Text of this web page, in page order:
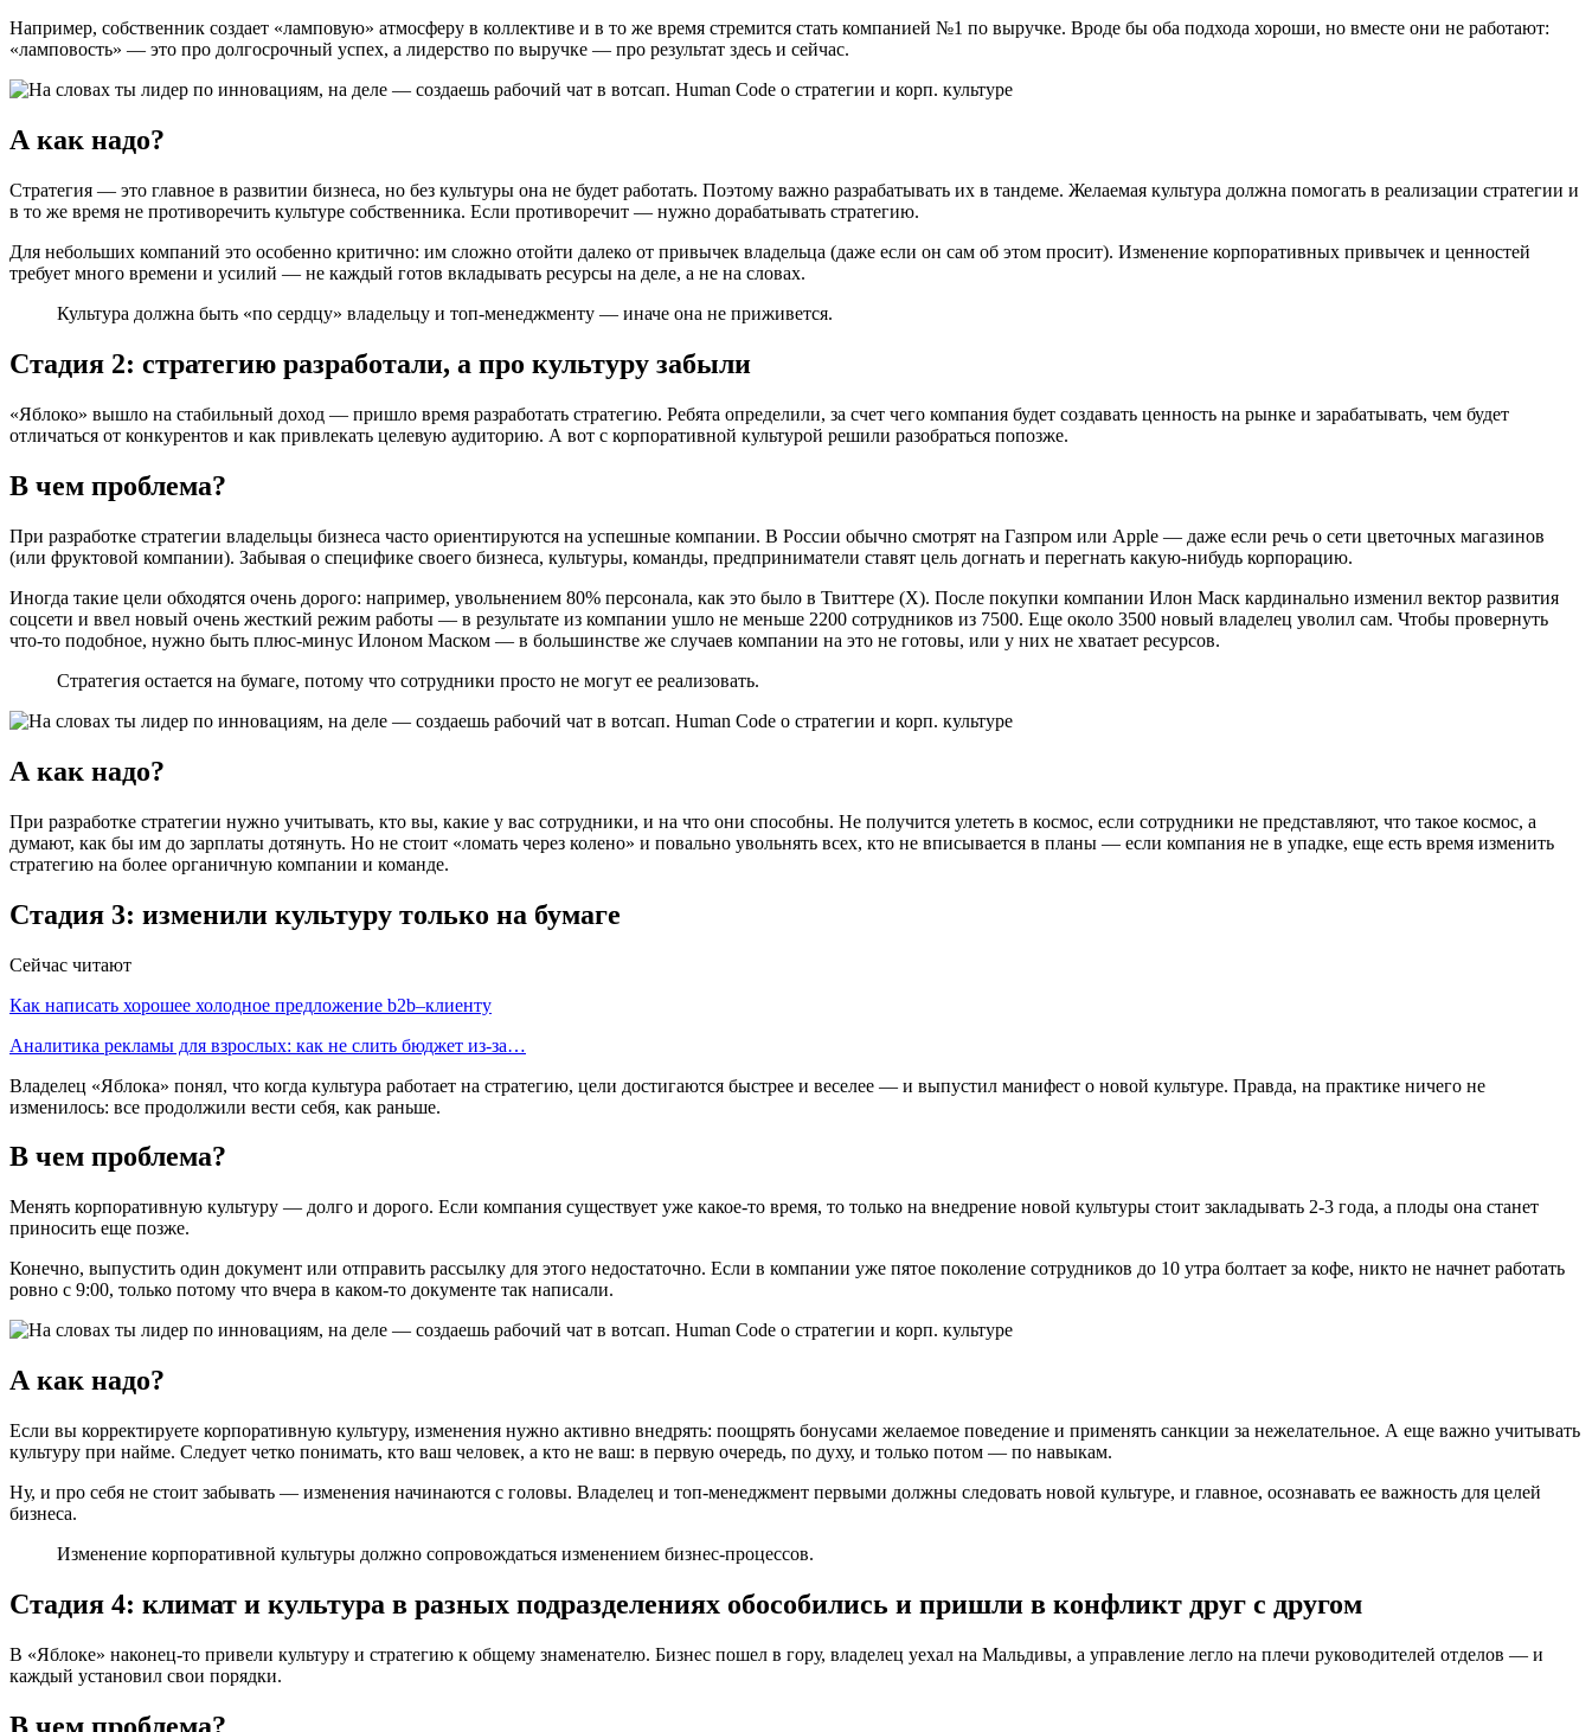
Например, собственник создает «‎ламповую» атмосферу в коллективе и в то же время стремится стать компанией №1 по выручке. Вроде бы оба подхода хороши, но вместе они не работают:
«‎ламповость» — это про долгосрочный успех, а лидерство по выручке — про результат здесь и сейчас.
А как надо?
Стратегия — это главное в развитии бизнеса, но без культуры она не будет работать. Поэтому важно разрабатывать их в тандеме. Желаемая культура должна помогать в реализации стратегии и
в то же время не противоречить культуре собственника. Если противоречит — нужно дорабатывать стратегию.
Для небольших компаний это особенно критично: им сложно отойти далеко от привычек владельца (даже если он сам об этом просит). Изменение корпоративных привычек и ценностей
требует много времени и усилий — не каждый готов вкладывать ресурсы на деле, а не на словах.
Культура должна быть «‎по сердцу» владельцу и топ-менеджменту — иначе она не приживется.
Стадия 2: стратегию разработали, а про культуру забыли
«‎Яблоко» вышло на стабильный доход — пришло время разработать стратегию. Ребята определили, за счет чего компания будет создавать ценность на рынке и зарабатывать, чем будет
отличаться от конкурентов и как привлекать целевую аудиторию. А вот с корпоративной культурой решили разобраться попозже.
В чем проблема?
При разработке стратегии владельцы бизнеса часто ориентируются на успешные компании. В России обычно смотрят на Газпром или Apple — даже если речь о сети цветочных магазинов
(или фруктовой компании). Забывая о специфике своего бизнеса, культуры, команды, предприниматели ставят цель догнать и перегнать какую-нибудь корпорацию.
Иногда такие цели обходятся очень дорого: например, увольнением 80% персонала, как это было в Твиттере (Х). После покупки компании Илон Маск кардинально изменил вектор развития
соцсети и ввел новый очень жесткий режим работы — в результате из компании ушло не меньше 2200 сотрудников из 7500. Еще около 3500 новый владелец уволил сам. Чтобы провернуть
что-то подобное, нужно быть плюс-минус Илоном Маском — в большинстве же случаев компании на это не готовы, или у них не хватает ресурсов.
Стратегия остается на бумаге, потому что сотрудники просто не могут ее реализовать.
А как надо?
При разработке стратегии нужно учитывать, кто вы, какие у вас сотрудники, и на что они способны. Не получится улететь в космос, если сотрудники не представляют, что такое космос, а
думают, как бы им до зарплаты дотянуть. Но не стоит «‎ломать через колено» и повально увольнять всех, кто не вписывается в планы — если компания не в упадке, еще есть время изменить
стратегию на более органичную компании и команде.
Стадия 3: изменили культуру только на бумаге
Сейчас читают
Как написать хорошее холодное предложение b2b–клиенту
Аналитика рекламы для взрослых: как не слить бюджет из-за…
Владелец «‎Яблока» понял, что когда культура работает на стратегию, цели достигаются быстрее и веселее — и выпустил манифест о новой культуре. Правда, на практике ничего не
изменилось: все продолжили вести себя, как раньше.
В чем проблема?
Менять корпоративную культуру — долго и дорого. Если компания существует уже какое-то время, то только на внедрение новой культуры стоит закладывать 2-3 года, а плоды она станет
приносить еще позже.
Конечно, выпустить один документ или отправить рассылку для этого недостаточно. Если в компании уже пятое поколение сотрудников до 10 утра болтает за кофе, никто не начнет работать
ровно с 9:00, только потому что вчера в каком-то документе так написали.
А как надо?
Если вы корректируете корпоративную культуру, изменения нужно активно внедрять: поощрять бонусами желаемое поведение и применять санкции за нежелательное. А еще важно учитывать
культуру при найме. Следует четко понимать, кто ваш человек, а кто не ваш: в первую очередь, по духу, и только потом — по навыкам.
Ну, и про себя не стоит забывать — изменения начинаются с головы. Владелец и топ-менеджмент первыми должны следовать новой культуре, и главное, осознавать ее важность для целей
бизнеса.
Изменение корпоративной культуры должно сопровождаться изменением бизнес-процессов.
Стадия 4: климат и культура в разных подразделениях обособились и пришли в конфликт друг с другом
В «‎Яблоке» наконец-то привели культуру и стратегию к общему знаменателю. Бизнес пошел в гору, владелец уехал на Мальдивы, а управление легло на плечи руководителей отделов — и
каждый установил свои порядки.